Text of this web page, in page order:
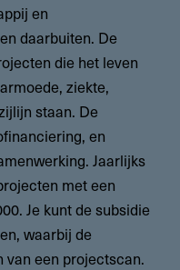
en
daarbuiten. De
die het leven
ziekte,
staan. De
en
Jaarlijks
met een
Je kunt de subsidie
waarbij de
van een projectscan.